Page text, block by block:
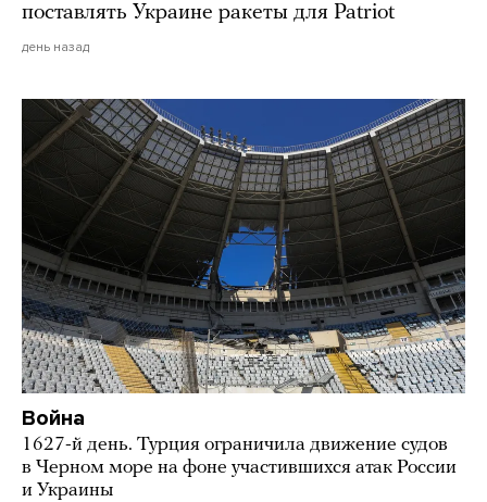
поставлять Украине ракеты для Patriot
день назад
Война
1627-й день. Турция ограничила движение судов
в Черном море на фоне участившихся атак России
и Украины